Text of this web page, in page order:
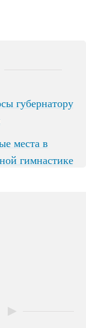
губернатору
места в
гимнастике
►